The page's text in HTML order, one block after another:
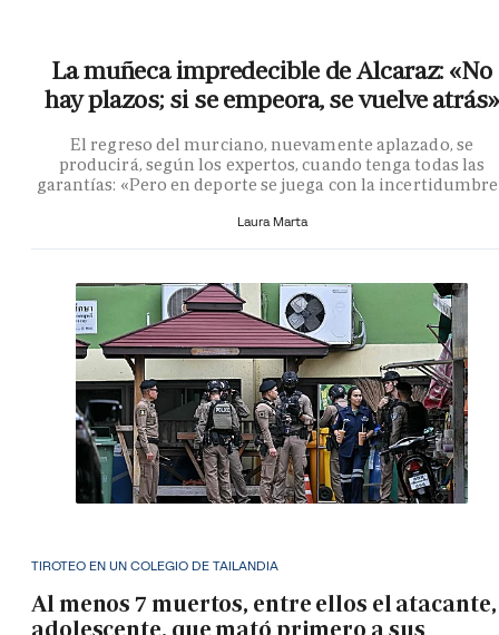
La muñeca impredecible de Alcaraz: «No
hay plazos; si se empeora, se vuelve atrás»
El regreso del murciano, nuevamente aplazado, se
producirá, según los expertos, cuando tenga todas las
garantías: «Pero en deporte se juega con la
Laura Marta
TIROTEO EN UN COLEGIO DE TAILANDIA
Al menos 7 muertos, entre ellos el atacante,